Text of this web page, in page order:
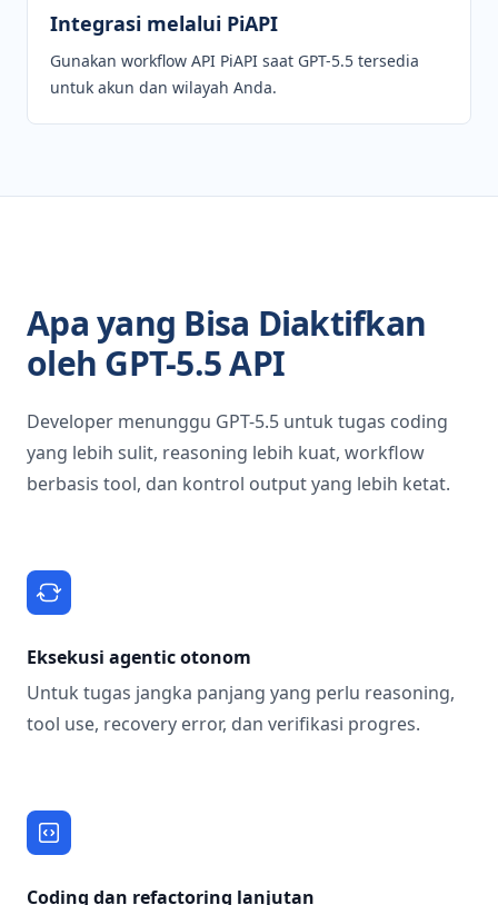
Integrasi melalui PiAPI
Gunakan workflow API PiAPI saat GPT-5.5 tersedia
untuk akun dan wilayah Anda.
Apa yang Bisa Diaktifkan
oleh GPT-5.5 API
Developer menunggu GPT-5.5 untuk tugas coding
yang lebih sulit, reasoning lebih kuat, workflow
berbasis tool, dan kontrol output yang lebih ketat.
Eksekusi agentic otonom
Untuk tugas jangka panjang yang perlu reasoning,
tool use, recovery error, dan verifikasi progres.
Coding dan refactoring lanjutan